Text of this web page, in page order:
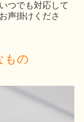
つでも対応して
声掛けくださ
もの